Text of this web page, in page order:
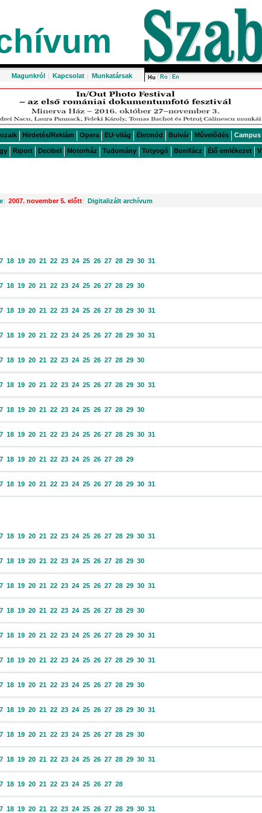
Magunkról | Kapcsolat | Munkatársak Hu Ro En
Hirdetés/Reklám Opera EU-világ Életmód Bulvár Művelődés Campus
Riport Decibel Motorház Tudomány Totyogó Bonifácz Élő emlékezet
| 2007. november 5. előtt| Digitalizált archívum
18 19 20 21 22 23 24 25 26 27 28 29 30 31
18 19 20 21 22 23 24 25 26 27 28 29 30
18 19 20 21 22 23 24 25 26 27 28 29 30 31
18 19 20 21 22 23 24 25 26 27 28 29 30 31
18 19 20 21 22 23 24 25 26 27 28 29 30
18 19 20 21 22 23 24 25 26 27 28 29 30 31
18 19 20 21 22 23 24 25 26 27 28 29 30
18 19 20 21 22 23 24 25 26 27 28 29 30 31
18 19 20 21 22 23 24 25 26 27 28 29
18 19 20 21 22 23 24 25 26 27 28 29 30 31
18 19 20 21 22 23 24 25 26 27 28 29 30 31
18 19 20 21 22 23 24 25 26 27 28 29 30
18 19 20 21 22 23 24 25 26 27 28 29 30 31
18 19 20 21 22 23 24 25 26 27 28 29 30
18 19 20 21 22 23 24 25 26 27 28 29 30 31
18 19 20 21 22 23 24 25 26 27 28 29 30 31
18 19 20 21 22 23 24 25 26 27 28 29 30
18 19 20 21 22 23 24 25 26 27 28 29 30 31
18 19 20 21 22 23 24 25 26 27 28 29 30
18 19 20 21 22 23 24 25 26 27 28 29 30 31
18 19 20 21 22 23 24 25 26 27 28
18 19 20 21 22 23 24 25 26 27 28 29 30 31